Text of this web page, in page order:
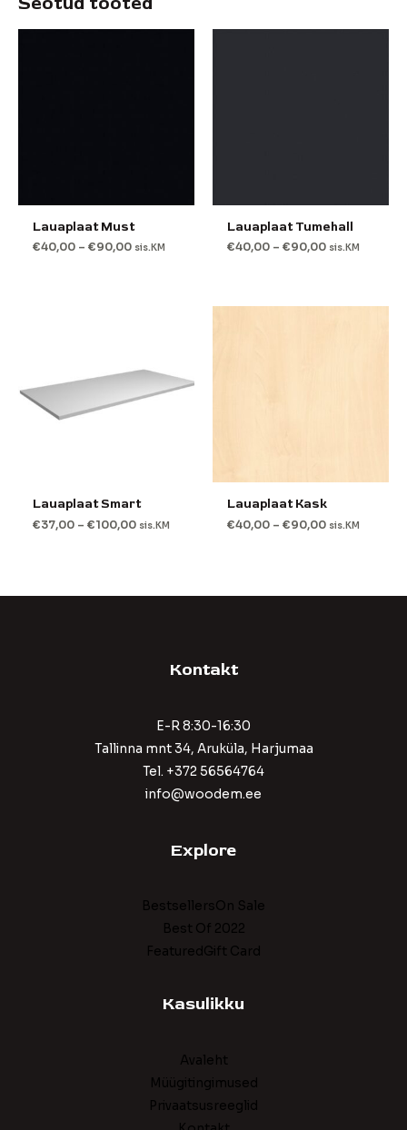
Lauaplaat Must
€40,00 –€90,00 sis.KM
Lauaplaat Tumehall
€40,00 –€90,00 sis.KM
Lauaplaat Smart
€37,00 –€100,00 sis.KM
Lauaplaat Kask
€40,00 –€90,00 sis.KM
Kontakt
E-R 8:30-16:30
Tallinna mnt 34, Aruküla, Harjumaa
Tel. +372 56564764
info@woodem.ee
Explore
BestsellersOn Sale
Best Of 2022
FeaturedGift Card
Kasulikku
Avaleht
Müügitingimused
Privaatsusreeglid